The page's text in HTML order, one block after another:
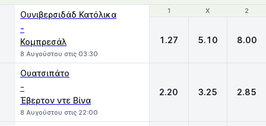
1 X 2
Ουνιβερσιδάδ Κατόλικα
-
Κομπρεσάλ
8 Αυγούστου στις 03:30
1 X 2
1.27 5.10 8.00
Ουατσιπάτο
-
Έβερτον ντε Βίνα
8 Αυγούστου στις 22:00
2.20 3.25 2.85